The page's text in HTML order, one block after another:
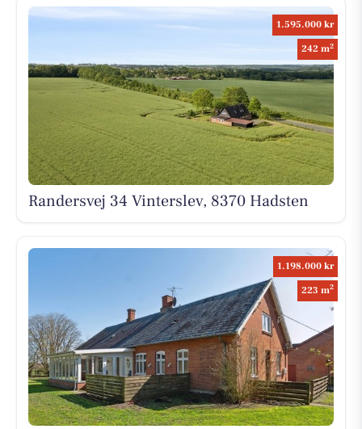
1.595.000 kr
242 m2
Randersvej 34 Vinterslev, 8370 Hadsten
1.198.000 kr
223 m2